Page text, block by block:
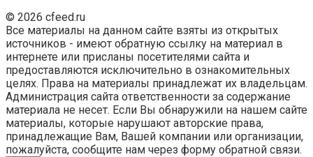
© 2026 cfeed.ru
Все материалы на данном сайте взяты из открытых
источников - имеют обратную ссылку на материал в
интернете или присланы посетителями сайта и
предоставляются исключительно в ознакомительных
целях. Права на материалы принадлежат их владельцам.
Администрация сайта ответственности за содержание
материала не несет. Если Вы обнаружили на нашем сайте
материалы, которые нарушают авторские права,
принадлежащие Вам, Вашей компании или организации,
пожалуйста, сообщите нам через форму обратной связи.